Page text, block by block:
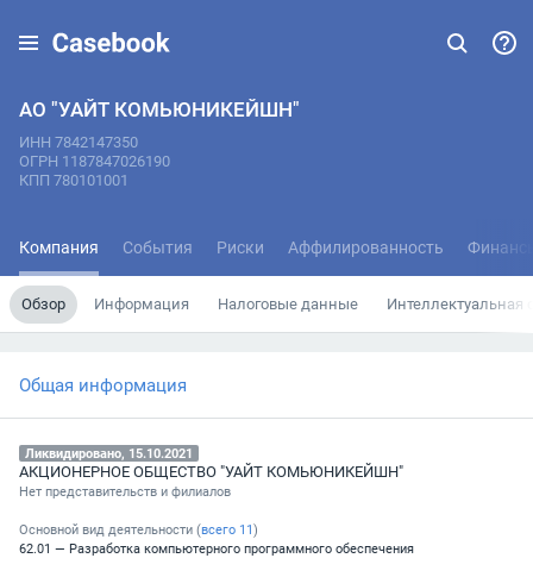
АО "УАЙТ КОМЬЮНИКЕЙШН"
ИНН 7842147350
ОГРН 1187847026190
КПП 780101001
Компания События Риски Аффилированность
Обзор Информация Налоговые данные Интеллектуальная
Общая информация
Ликвидировано, 15.10.2021
АКЦИОНЕРНОЕ ОБЩЕСТВО "УАЙТ КОМЬЮНИКЕЙШН"
Нет представительств и филиалов
Основной вид деятельности (всего 11)
62.01 — Разработка компьютерного программного обеспечения